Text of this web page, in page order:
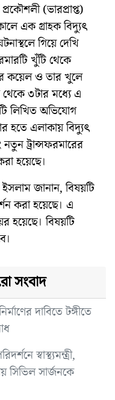
(ভারপ্রাপ্ত)
এক গ্রাহক বিদ্যুৎ
গিয়ে দেখি
খুঁটি থেকে
কয়েল ও তার খুলে
থেকে ৩টার মধ্যে এ
লিখিত অভিযোগ
হতে এলাকায় বিদ্যুৎ
ট্রান্সফরমারের
হয়েছে।
জানান, বিষয়টি
করা হয়েছে। এ
হয়েছে। বিষয়টি
সংবাদ
দাবিতে টঙ্গীতে
স্বাস্থ্যমন্ত্রী,
সিভিল সার্জনকে